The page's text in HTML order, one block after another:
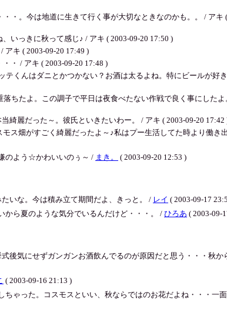
・。今は地道に生きて行く事が大切なときなのかも。。 / アキ
いっきに秋って感じ♪ / アキ ( 2003-09-20 17:50 )
キ ( 2003-09-20 17:49 )
・ / アキ ( 2003-09-20 17:48 )
くんはダニとかつかない？お酒は太るよね。特にビールが好
ちたよ。この調子で平日は夜食べたない作戦で良く事にしたよ
麗だった～。彼氏といきたいわー。 / アキ ( 2003-09-20 17:42
ス畑がすごく綺麗だったよ～♪私はプー生活してた時より働き
のよう☆かわいいのぅ～ / まき。
( 2003-09-20 12:53 )
いな。今は積み立て期間だよ、きっと。 / レイ ( 2003-09-17
から夏のような気分でいるんだけど・・・。 / ひろあ ( 2003-09-
気にせずガンガンお酒飲んでるのが原因だと思う・・・秋か
( 2003-09-16 21:13 )
ゃった。コスモスといい、秋ならではのお花だよね・・・一